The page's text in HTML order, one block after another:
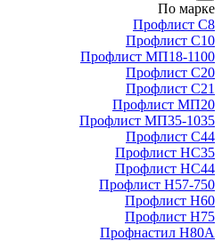
По марке
Профлист С8
Профлист С10
Профлист МП18-1100
Профлист С20
Профлист С21
Профлист МП20
Профлист МП35-1035
Профлист С44
Профлист НС35
Профлист НС44
Профлист Н57-750
Профлист Н60
Профлист Н75
Профнастил Н80А